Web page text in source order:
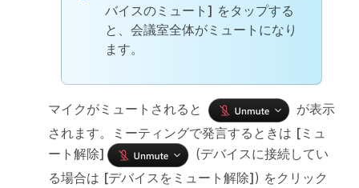
バイスのミュート] をタップする
と、会議室全体がミュートになり
ます。
マイクがミュートされると
が表示
されます。ミーティングで発言するときは [ミュ
ート解除]
(デバイスに接続してい
る場合は [デバイスをミュート解除]) をクリック